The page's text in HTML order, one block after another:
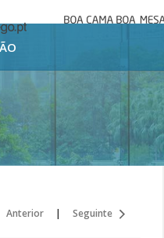
mesa
Anterior | Seguinte